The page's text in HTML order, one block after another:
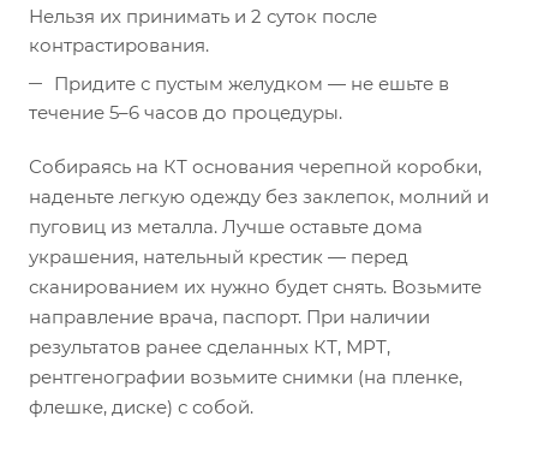
Нельзя их принимать и 2 суток после
контрастирования.
Придите с пустым желудком — не ешьте в
течение 5–6 часов до процедуры.
Собираясь на КТ основания черепной коробки,
наденьте легкую одежду без заклепок, молний и
пуговиц из металла. Лучше оставьте дома
украшения, нательный крестик — перед
сканированием их нужно будет снять. Возьмите
направление врача, паспорт. При наличии
результатов ранее сделанных КТ, МРТ,
рентгенографии возьмите снимки (на пленке,
флешке, диске) с собой.